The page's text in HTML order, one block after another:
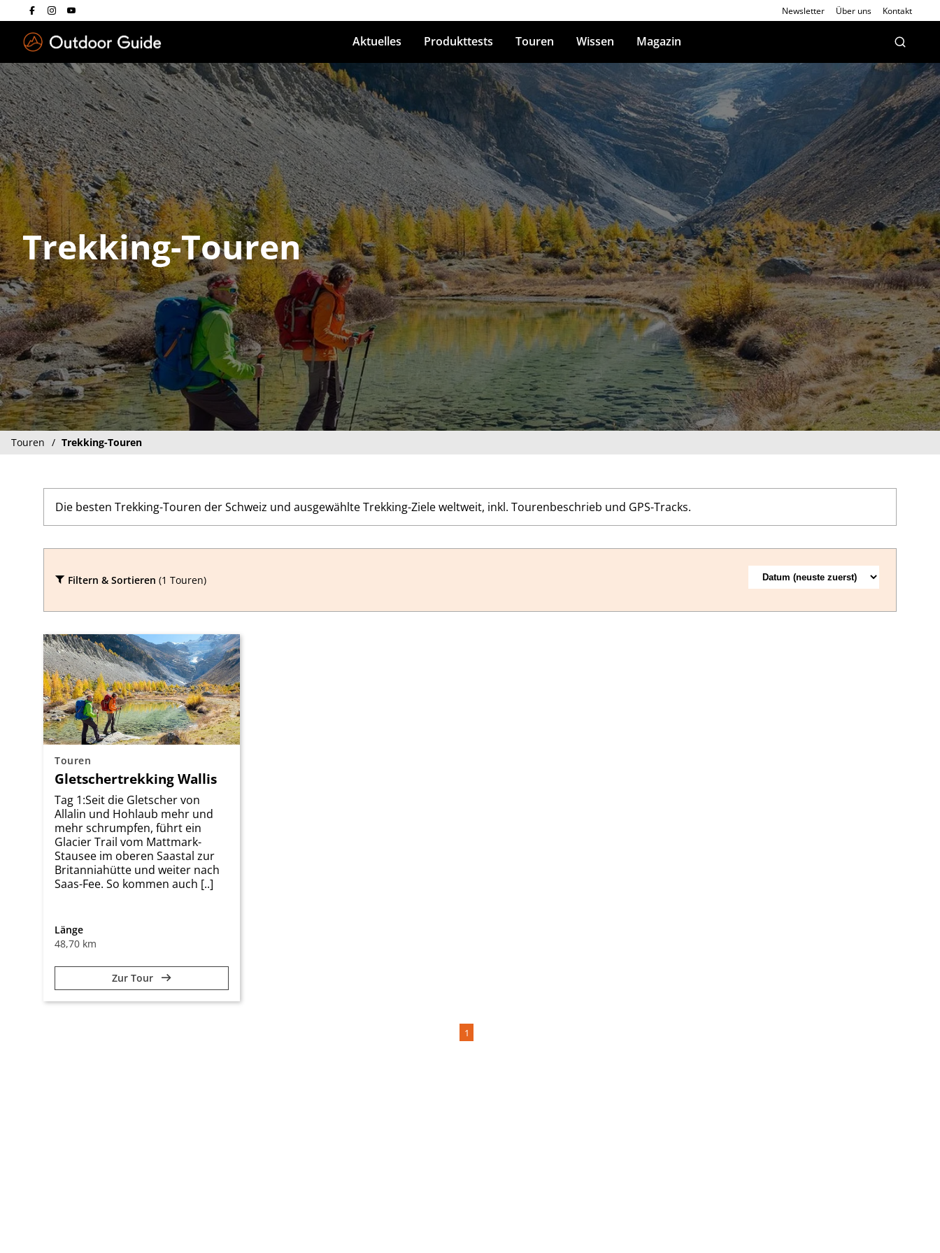
Newsletter Über uns Kontakt
Aktuelles Produkttests Touren Wissen Magazin
Trekking-Touren
Touren Trekking-Touren
Die besten Trekking-Touren der Schweiz und ausgewählte Trekking-Ziele weltweit, inkl. Tourenbeschrieb und GPS-Tracks.
Filtern & Sortieren (1 Touren)
Touren
Gletschertrekking Wallis
Tag 1:Seit die Gletscher von
Allalin und Hohlaub mehr und
mehr schrumpfen, führt ein
Glacier Trail vom Mattmark-
Stausee im oberen Saastal zur
Britanniahütte und weiter nach
Saas-Fee. So kommen auch [..]
Länge
48,70 km
Zur Tour
1